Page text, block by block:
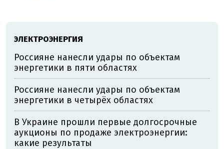
ЭЛЕКТРОЭНЕРГИЯ
Россияне нанесли удары по объектам
энергетики в пяти областях
Россияне нанесли удары по объектам
энергетики в четырёх областях
В Украине прошли первые долгосрочные
аукционы по продаже электроэнергии:
какие результаты